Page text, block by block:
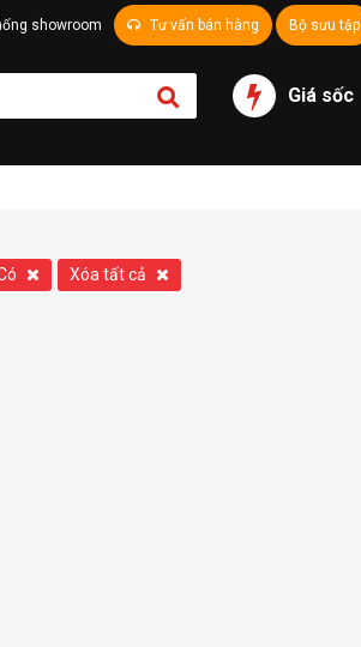
showroom Tư vấn bán hàng Bộ sưu tập
Giá sốc
Xóa tất cả